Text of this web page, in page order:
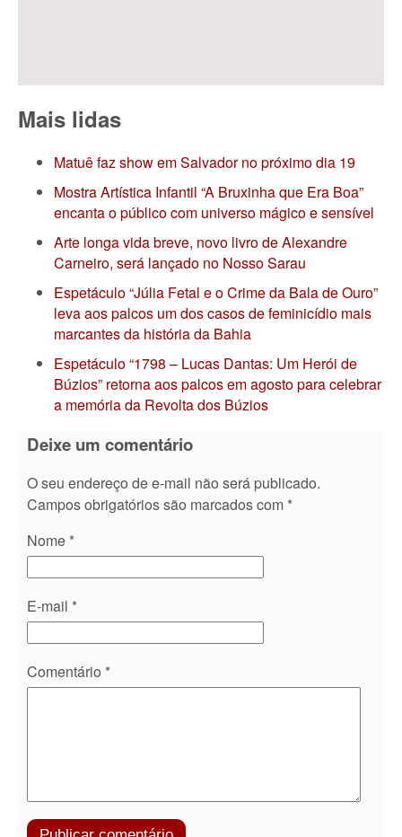
Mais lidas
Matuê faz show em Salvador no próximo dia 19
Mostra Artística Infantil “A Bruxinha que Era Boa”
encanta o público com universo mágico e sensível
Arte longa vida breve, novo livro de Alexandre
Carneiro, será lançado no Nosso Sarau
Espetáculo “Júlia Fetal e o Crime da Bala de Ouro”
leva aos palcos um dos casos de feminicídio mais
marcantes da história da Bahia
Espetáculo “1798 – Lucas Dantas: Um Herói de
Búzios” retorna aos palcos em agosto para celebrar
a memória da Revolta dos Búzios
Deixe um comentário
O seu endereço de e-mail não será publicado.
Campos obrigatórios são marcados com *
Nome *
E-mail *
Comentário *